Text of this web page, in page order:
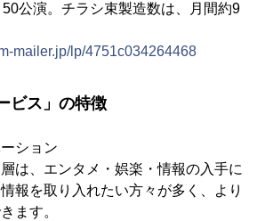
公演。チラシ束製造数は、月間約9
mailer.jp/lp/4751c034264468
ビス」の特徴
ション
は、エンタメ・娯楽・情報の入手に
報を取り入れたい方々が多く、より
ます。